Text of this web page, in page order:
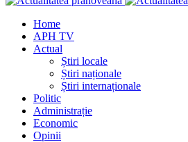
Home
APH TV
Actual
Știri locale
Știri naționale
Știri internaționale
Politic
Administrație
Economic
Opinii